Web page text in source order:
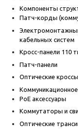
Компоненты
Патч-корды
кабельных систем
Кросс-панели 110
Патч-панели
Оптические
PoE аксессуары
Коммутаторы и
Оптические